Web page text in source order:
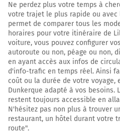
A25
Continuer E42 sur 11
D625
62 km
Prendre à droite et
kilomètres
73 km
Ne perdez plus votre temps à
votre trajet le plus rapide ou avec
permet de comparer tous les
horaires pour votre itinéraire de
voiture, vous pouvez configurer
autoroute ou non, péage ou non,
en ayant accès aux infos de
d'info-trafic en temps réel. Ainsi
coût ou la durée de votre
Dunkerque adapté à vos besoins.
restent toujours accessible en
N'hésitez pas non plus à trouver
restaurant, un hôtel durant votre
route".